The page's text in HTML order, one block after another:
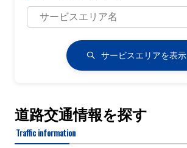
サービスエリアを表示
道路交通情報を探す
Traffic information